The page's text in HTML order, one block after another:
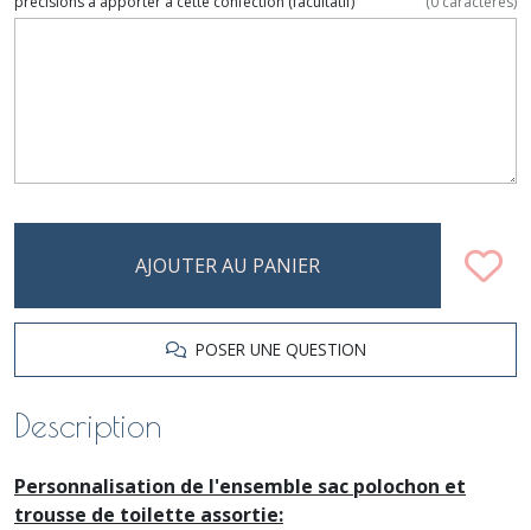
AJOUTER AU PANIER
POSER UNE QUESTION
Description
Personnalisation de l'ensemble sac polochon et
trousse de toilette assortie: